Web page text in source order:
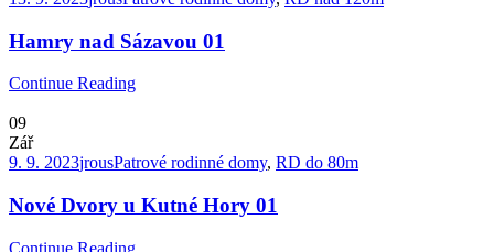
Hamry nad Sázavou 01
Continue Reading
09
Zář
9. 9. 2023jrousPatrové rodinné domy, RD do 80m
Nové Dvory u Kutné Hory 01
Continue Reading